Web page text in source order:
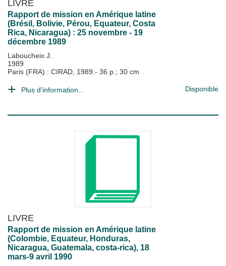
LIVRE
Rapport de mission en Amérique latine
(Brésil, Bolivie, Pérou, Equateur, Costa
Rica, Nicaragua) : 25 novembre - 19
décembre 1989
Laboucheix J.
1989
Paris (FRA) : CIRAD, 1989.- 36 p.; 30 cm
Plus d'information... Disponible
LIVRE
Rapport de mission en Amérique latine
(Colombie, Equateur, Honduras,
Nicaragua, Guatemala, costa-rica), 18
mars-9 avril 1990